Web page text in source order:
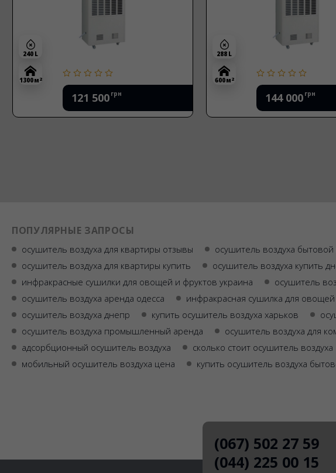
121 500 грн
240 L
1300 м 2
144 000 грн
288 L
600 м 2
ПОПУЛЯРНЫЕ ЗАПРОСЫ
осушитель воздуха для квартиры отзывы осушитель воздуха бытовой
осушитель воздуха для квартиры купить
осушитель воздуха купить
инфракрасные сушилки для овощей и фруктов украина
осушитель
осушитель воздуха аренда одесса
инфракрасная сушилка для
осушитель воздуха днепр
купить осушитель воздуха харьков
осушитель воздуха промышленный аренда
осушитель воздуха для
адсорбционный осушитель воздуха
сколько стоит осушитель воздуха
мобильный осушитель воздуха цена
купить осушитель воздуха
(067) 502 27 59
(044) 225 00 15